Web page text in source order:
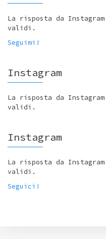
La risposta da
validi.
Seguimi!
Instagram
La risposta da
validi.
Instagram
La risposta da
validi.
Seguici!